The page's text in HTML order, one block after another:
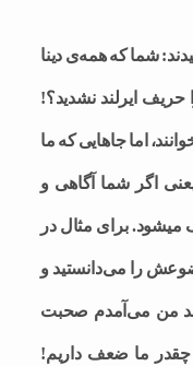
شما که همه‌ی دینا
ایرلند نشدید؟!
اما جاهایی که ما
اگر شما آگاهی و
میشود. برای مثال در
را می‌دانستید و
من می‌آمدم صحبت
ما ضعف داریم!